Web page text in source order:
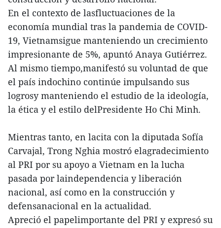
En el contexto de lasfluctuaciones de la
economía mundial tras la pandemia de COVID-
19, Vietnamsigue manteniendo un crecimiento
impresionante de 5%, apuntó Anaya Gutiérrez.
Al mismo tiempo,manifestó su voluntad de que
el país indochino continúe impulsando sus
logrosy manteniendo el estudio de la ideología,
la ética y el estilo delPresidente Ho Chi Minh.
Mientras tanto, en lacita con la diputada Sofía
Carvajal, Trong Nghia mostró elagradecimiento
al PRI por su apoyo a Vietnam en la lucha
pasada por laindependencia y liberación
nacional, así como en la construcción y
defensanacional en la actualidad.
Apreció el papelimportante del PRI y expresó su